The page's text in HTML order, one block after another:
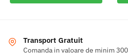
fost:
488,06 lei.
Transport Gratuit
Comanda in valoare de minim